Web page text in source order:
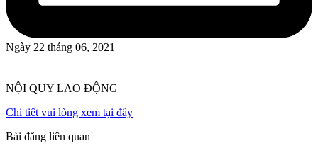
Ngày 22 tháng 06, 2021
NỘI QUY LAO ĐỘNG
Chi tiết vui lòng xem tại đây
Bài đăng liên quan